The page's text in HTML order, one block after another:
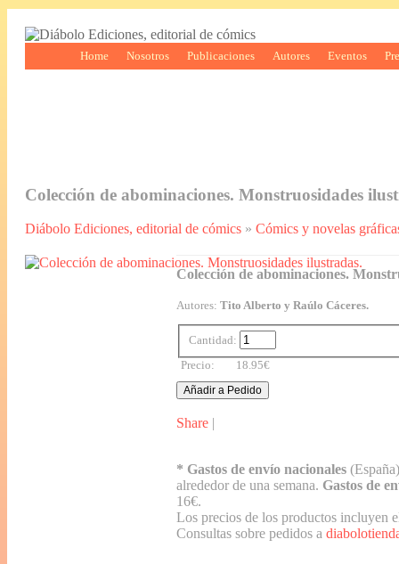
Home Nosotros Publicaciones Autores Eventos
Colección de abominaciones. Monstruosidades
Diábolo Ediciones, editorial de cómics » Cómics y novelas
Colección de abominaciones.
Autores: Tito Alberto y Raúlo Cáceres.
Cantidad:
18.95€
Precio:
Share |
* Gastos de envío nacionales
alrededor de una semana. Gastos de
16€.
Los precios de los productos incluyen
Consultas sobre pedidos a